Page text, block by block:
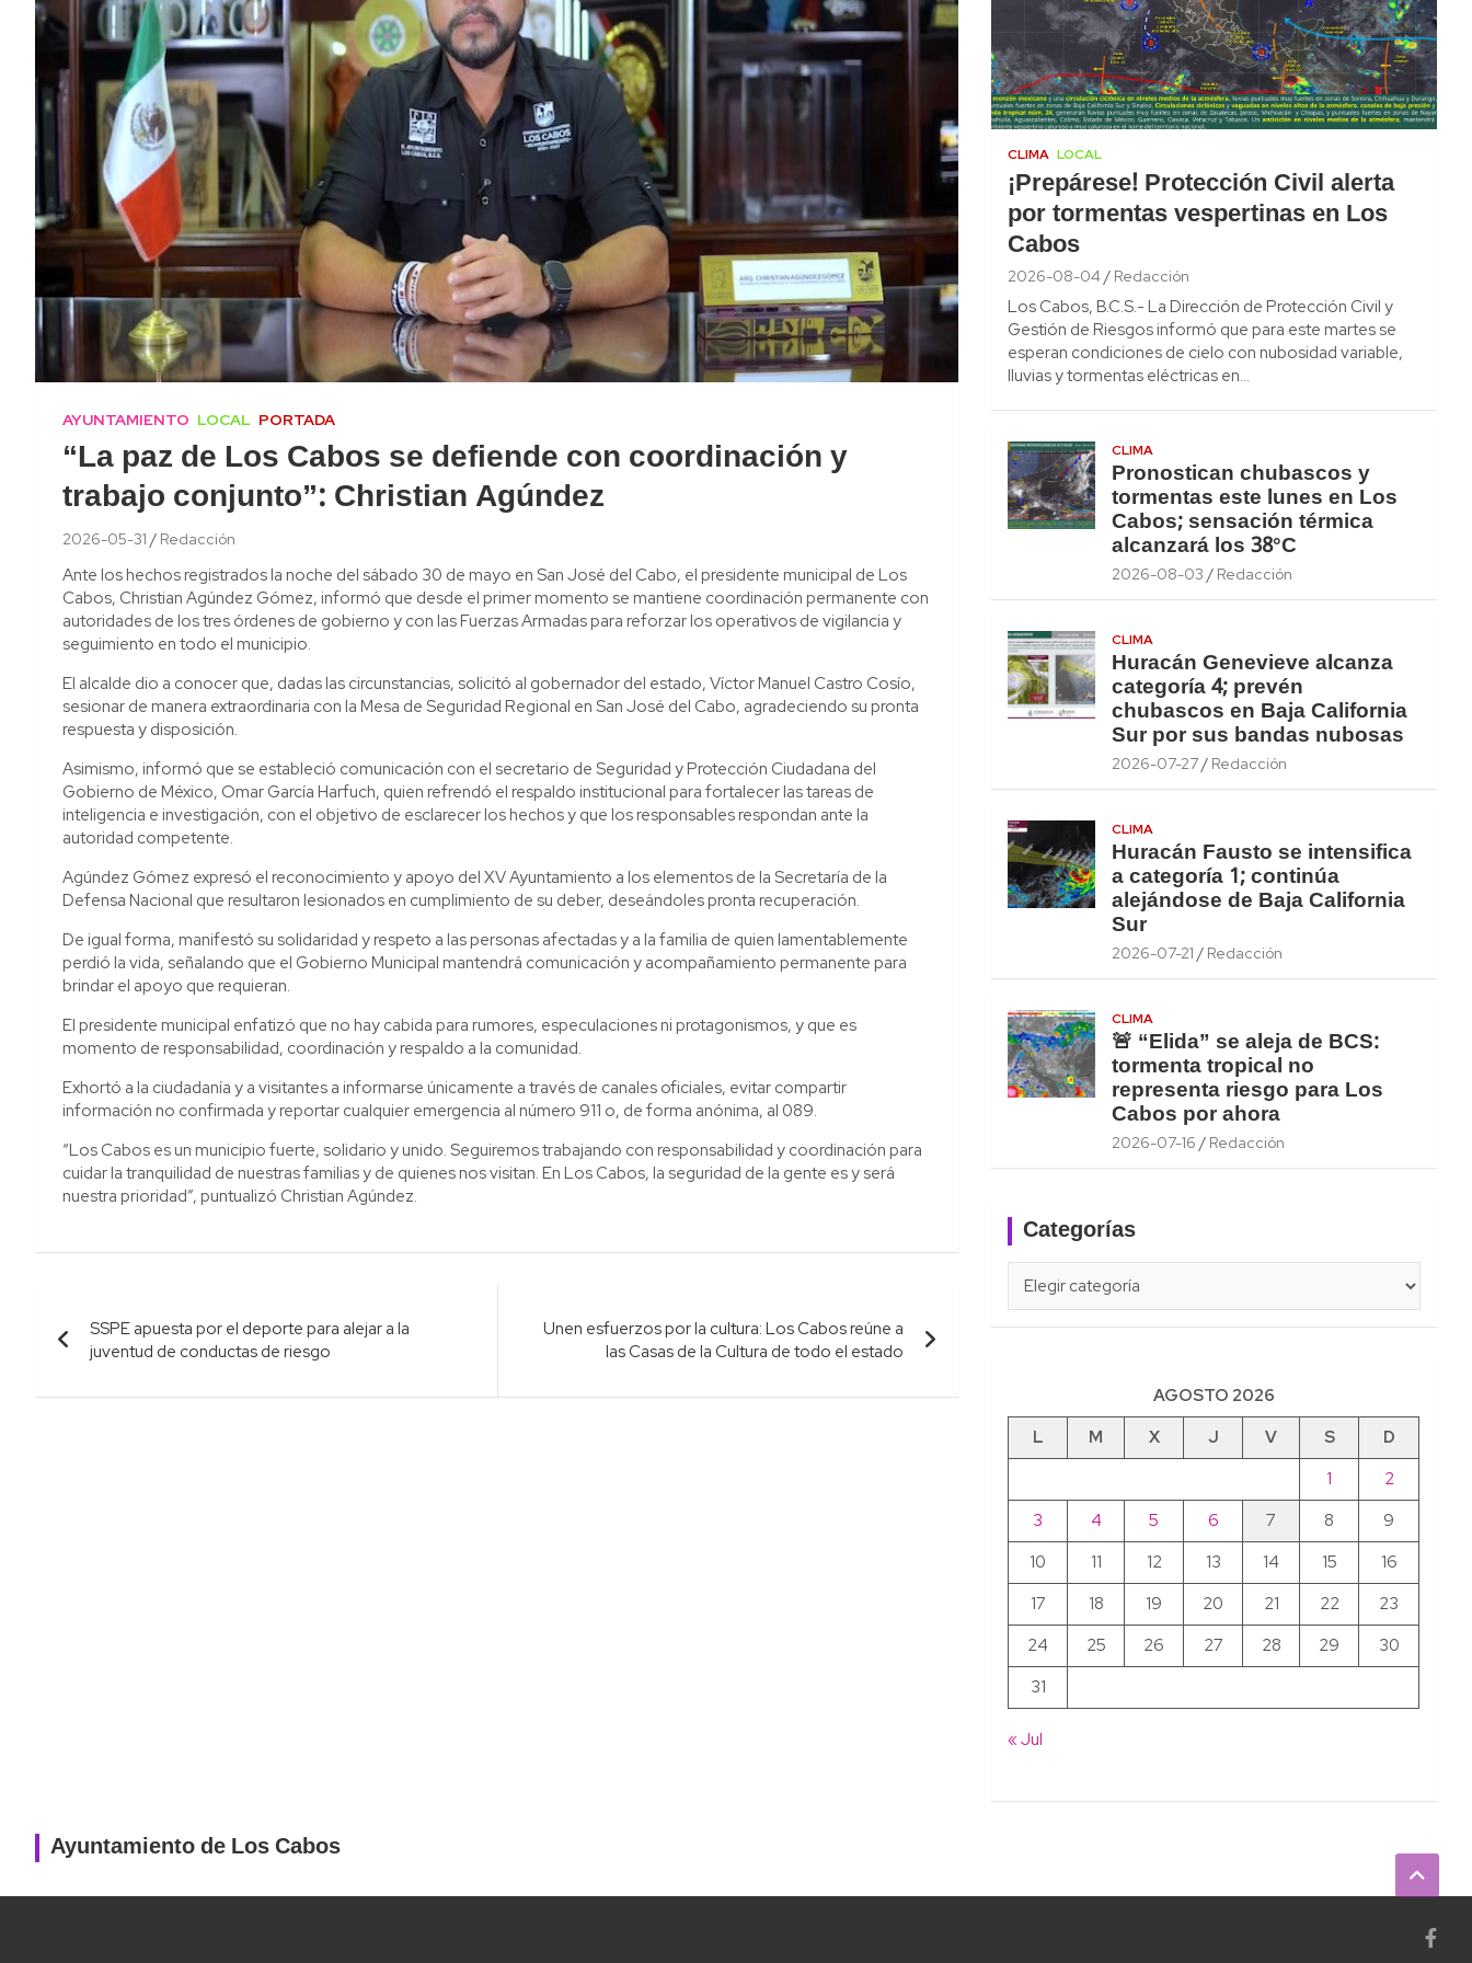
AYUNTAMIENTO LOCAL PORTADA
“La paz de Los Cabos se defiende con coordinación y
trabajo conjunto”: Christian Agúndez
2026-05-31 Redacción
Ante los hechos registrados la noche del sábado 30 de mayo en San José del Cabo, el presidente municipal de Los
Cabos, Christian Agúndez Gómez, informó que desde el primer momento se mantiene coordinación permanente con
autoridades de los tres órdenes de gobierno y con las Fuerzas Armadas para reforzar los operativos de vigilancia y
seguimiento en todo el municipio.
El alcalde dio a conocer que, dadas las circunstancias, solicitó al gobernador del estado, Víctor Manuel Castro Cosío,
sesionar de manera extraordinaria con la Mesa de Seguridad Regional en San José del Cabo, agradeciendo su pronta
respuesta y disposición.
Asimismo, informó que se estableció comunicación con el secretario de Seguridad y Protección Ciudadana del
Gobierno de México, Omar García Harfuch, quien refrendó el respaldo institucional para fortalecer las tareas de
inteligencia e investigación, con el objetivo de esclarecer los hechos y que los responsables respondan ante la
autoridad competente.
Agúndez Gómez expresó el reconocimiento y apoyo del XV Ayuntamiento a los elementos de la Secretaría de la
Defensa Nacional que resultaron lesionados en cumplimiento de su deber, deseándoles pronta recuperación.
De igual forma, manifestó su solidaridad y respeto a las personas afectadas y a la familia de quien lamentablemente
perdió la vida, señalando que el Gobierno Municipal mantendrá comunicación y acompañamiento permanente para
brindar el apoyo que requieran.
El presidente municipal enfatizó que no hay cabida para rumores, especulaciones ni protagonismos, y que es
momento de responsabilidad, coordinación y respaldo a la comunidad.
Exhortó a la ciudadanía y a visitantes a informarse únicamente a través de canales oficiales, evitar compartir
información no confirmada y reportar cualquier emergencia al número 911 o, de forma anónima, al 089.
“Los Cabos es un municipio fuerte, solidario y unido. Seguiremos trabajando con responsabilidad y coordinación para
cuidar la tranquilidad de nuestras familias y de quienes nos visitan. En Los Cabos, la seguridad de la gente es y será
nuestra prioridad”, puntualizó Christian Agúndez.
Navegación
de
entradas
SSPE apuesta por el deporte para alejar a la
juventud de conductas de riesgo
Unen esfuerzos por la cultura: Los Cabos reúne a
las Casas de la Cultura de todo el estado
CLIMA LOCAL
¡Prepárese! Protección Civil alerta
por tormentas vespertinas en Los
Cabos
2026-08-04 Redacción
Los Cabos, B.C.S.- La Dirección de Protección Civil y
Gestión de Riesgos informó que para este martes se
esperan condiciones de cielo con nubosidad variable,
lluvias y tormentas eléctricas en…
CLIMA
Pronostican chubascos y
tormentas este lunes en Los
Cabos; sensación térmica
alcanzará los 38°C
2026-08-03 Redacción
CLIMA
Huracán Genevieve alcanza
categoría 4; prevén
chubascos en Baja California
Sur por sus bandas nubosas
2026-07-27 Redacción
CLIMA
Huracán Fausto se intensifica
a categoría 1; continúa
alejándose de Baja California
Sur
2026-07-21 Redacción
CLIMA
🚨 “Elida” se aleja de BCS:
tormenta tropical no
representa riesgo para Los
Cabos por ahora
2026-07-16 Redacción
Categorías
AGOSTO 2026
L
M X J V S
D
1
2
3
4 5 6 7 8
9
10
11 12 13 14 15
16
17
18 19 20 21 22
23
24
25 26 27 28 29
30
31
« Jul
Ayuntamiento de Los Cabos